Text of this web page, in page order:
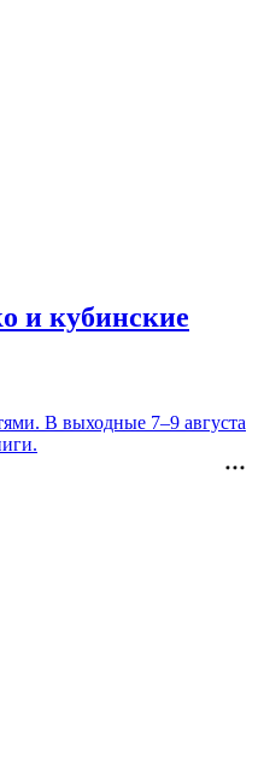
и кубинские
В выходные 7–9 августа